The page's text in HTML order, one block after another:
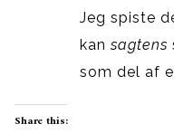
Jeg spiste
kansagtens
som del af
Share this: